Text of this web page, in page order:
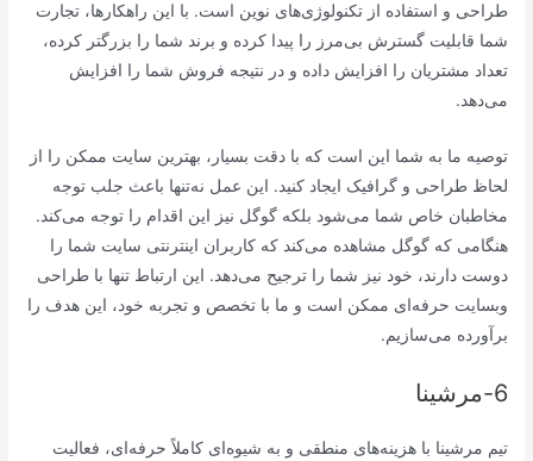
طراحی و استفاده از تکنولوژی‌های نوین است. با این راهکارها، تجارت
شما قابلیت گسترش بی‌مرز را پیدا کرده و برند شما را بزرگتر کرده،
تعداد مشتریان را افزایش داده و در نتیجه فروش شما را افزایش
می‌دهد.
توصیه ما به شما این است که با دقت بسیار، بهترین سایت ممکن را از
لحاظ طراحی و گرافیک ایجاد کنید. این عمل نه‌تنها باعث جلب توجه
مخاطبان خاص شما می‌شود بلکه گوگل نیز این اقدام را توجه می‌کند.
هنگامی که گوگل مشاهده می‌کند که کاربران اینترنتی سایت شما را
دوست دارند، خود نیز شما را ترجیح می‌دهد. این ارتباط تنها با طراحی
وبسایت حرفه‌ای ممکن است و ما با تخصص و تجربه خود، این هدف را
برآورده می‌سازیم.
6-مرشینا
تیم مرشینا با هزینه‌های منطقی و به شیوه‌ای کاملاً حرفه‌ای، فعالیت